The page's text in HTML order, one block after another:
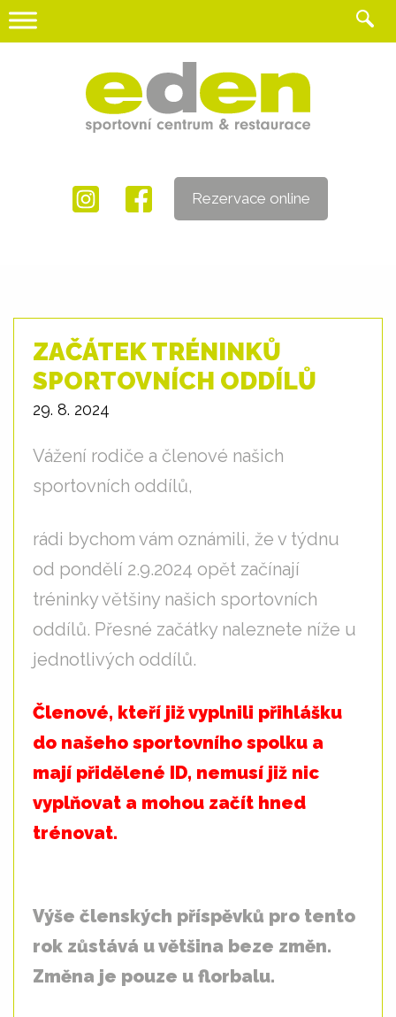
Skip
to
Rezervace online
ZAČÁTEK TRÉNINKŮ
SPORTOVNÍCH ODDÍLŮ
29. 8. 2024
Vážení rodiče a členové našich
sportovních oddílů,
rádi bychom vám oznámili, že v týdnu
od pondělí 2.9.2024 opět začínají
tréninky většiny našich sportovních
oddílů. Přesné začátky naleznete níže u
jednotlivých oddílů.
Členové, kteří již vyplnili přihlášku
do našeho sportovního spolku a
mají přidělené ID, nemusí již nic
vyplňovat a mohou začít hned
trénovat.
Výše členských příspěvků pro tento
rok zůstává u většina beze změn.
Změna je pouze u florbalu.